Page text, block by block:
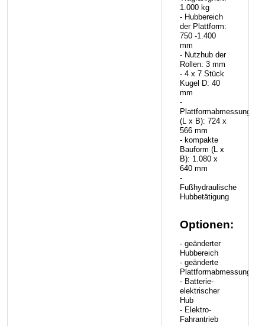
1.000 kg
- Hubbereich
der Plattform:
750 -1.400
mm
- Nutzhub der
Rollen: 3 mm
- 4 x 7 Stück
Kugel D: 40
mm
-
Plattformabmessungen
(L x B): 724 x
566 mm
- kompakte
Bauform (L x
B): 1.080 x
640 mm
-
Fußhydraulische
Hubbetätigung
Optionen:
- geänderter
Hubbereich
- geänderte
Plattformabmessungen
- Batterie-
elektrischer
Hub
- Elektro-
Fahrantrieb